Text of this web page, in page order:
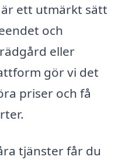
ett utmärkt sätt
och
eller
gör vi det
priser och få
tjänster får du